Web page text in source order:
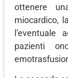
ottenere
miocardico,
l’eventuale
pazienti